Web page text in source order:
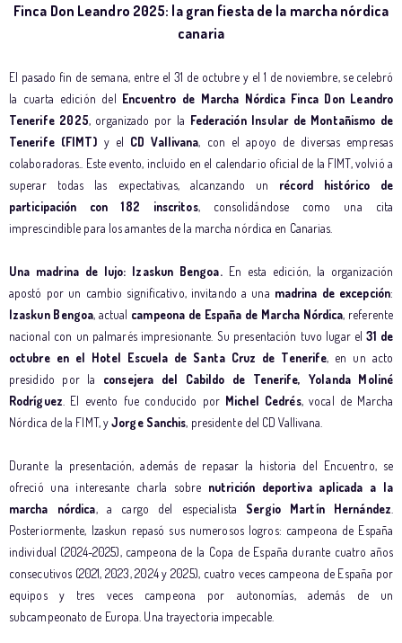
Finca Don Leandro 2025: la gran fiesta de la marcha nórdica
canaria
El pasado fin de semana, entre el 31 de octubre y el 1 de noviembre, se celebró
la cuarta edición del Encuentro de Marcha Nórdica Finca Don Leandro
Tenerife 2025, organizado por la Federación Insular de Montañismo de
Tenerife (FIMT) y el CD Vallivana, con el apoyo de diversas empresas
colaboradoras.. Este evento, incluido en el calendario oficial de la FIMT, volvió a
superar todas las expectativas, alcanzando un récord histórico de
participación con 182 inscritos, consolidándose como una cita
imprescindible para los amantes de la marcha nórdica en Canarias.
Una madrina de lujo: Izaskun Bengoa. En esta edición, la organización
apostó por un cambio significativo, invitando a una madrina de excepción:
Izaskun Bengoa, actual campeona de España de Marcha Nórdica, referente
nacional con un palmarés impresionante. Su presentación tuvo lugar el31 de
octubre en el Hotel Escuela de Santa Cruz de Tenerife, en un acto
presidido por la consejera del Cabildo de Tenerife, Yolanda Moliné
Rodríguez . El evento fue conducido por Michel Cedrés, vocal de Marcha
Nórdica de la FIMT, yJorge Sanchis, presidente del CD Vallivana.
Durante la presentación, además de repasar la historia del Encuentro, se
ofreció una interesante charla sobre nutrición deportiva aplicada a la
marcha nórdica, a cargo del especialista Sergio Martín Hernández
Posteriormente, Izaskun repasó sus numerosos logros: campeona de España
individual (2024-2025), campeona de la Copa de España durante cuatro años
consecutivos (2021, 2023, 2024 y 2025), cuatro veces campeona de España por
equipos y tres veces campeona por autonomías, además de un
subcampeonato de Europa. Una trayectoria impecable.